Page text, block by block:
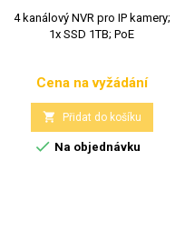
4 kanálový NVR pro IP kamery;
1x SSD 1TB; PoE
Cena
Cena na vyžádání
 Přidat do košíku
 Na objednávku